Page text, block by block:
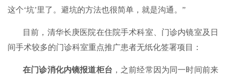
这个‘坑’里了。避坑的方法也很简单，就是沟通。”
目前，清华长庚医院在住院手术科室、门诊内镜室及日
间手术较多的门诊科室重点推广患者无纸化签署项目：
在门诊消化内镜报道柜台 ，之前经常因为同一时间前来